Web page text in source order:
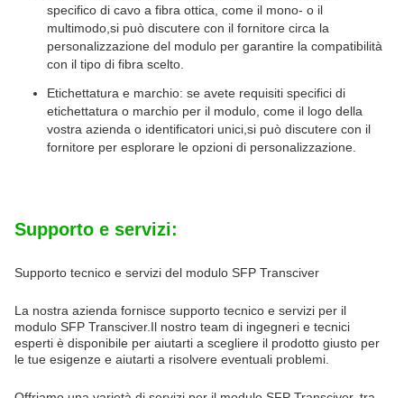
specifico di cavo a fibra ottica, come il mono- o il
multimodo,si può discutere con il fornitore circa la
personalizzazione del modulo per garantire la compatibilità
con il tipo di fibra scelto.
Etichettatura e marchio: se avete requisiti specifici di
etichettatura o marchio per il modulo, come il logo della
vostra azienda o identificatori unici,si può discutere con il
fornitore per esplorare le opzioni di personalizzazione.
Supporto e servizi:
Supporto tecnico e servizi del modulo SFP Transciver
La nostra azienda fornisce supporto tecnico e servizi per il
modulo SFP Transciver.Il nostro team di ingegneri e tecnici
esperti è disponibile per aiutarti a scegliere il prodotto giusto per
le tue esigenze e aiutarti a risolvere eventuali problemi.